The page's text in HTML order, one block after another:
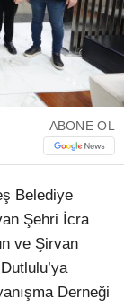
ABONE OL
Belediye
Şehri İcra
ve Şirvan
Derneği